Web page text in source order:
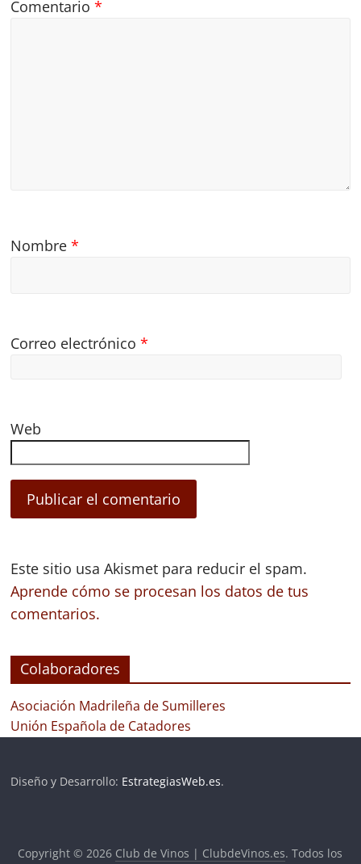
Comentario*
Nombre*
Correo electrónico*
Web
Este sitio usa Akismet para reducir el spam.
Aprende cómo se procesan los datos de tus
comentarios.
Colaboradores
Asociación Madrileña de Sumilleres
Unión Española de Catadores
Diseño y Desarrollo: EstrategiasWeb.es.
Copyright © 2026 Club de Vinos | ClubdeVinos.es. Todos los